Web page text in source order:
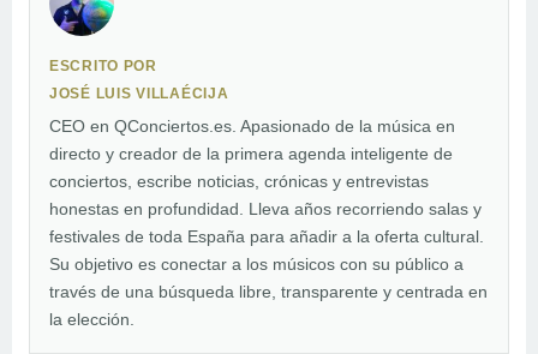
ESCRITO POR
JOSÉ LUIS VILLAÉCIJA
CEO en QConciertos.es. Apasionado de la música en
directo y creador de la primera agenda inteligente de
conciertos, escribe noticias, crónicas y entrevistas
honestas en profundidad. Lleva años recorriendo salas y
festivales de toda España para añadir a la oferta cultural.
Su objetivo es conectar a los músicos con su público a
través de una búsqueda libre, transparente y centrada en
la elección.